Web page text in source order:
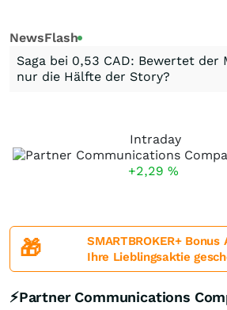
NewsFlash
Saga bei 0,53 CAD: Bewertet
nur die Hälfte der Story?
Intraday
+2,29 %
🎁
SMARTBROKER+ Bonus
Ihre Lieblingsaktie
⚡Partner Communications